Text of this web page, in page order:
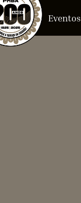
Eventos